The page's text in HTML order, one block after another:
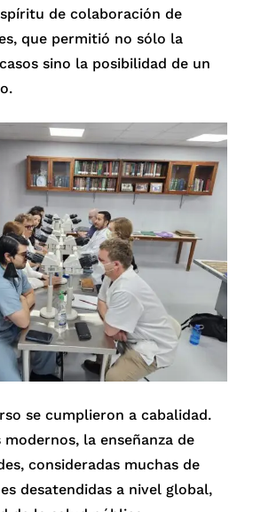
de colaboración de
que permitió no sólo la
sino la posibilidad de un
se cumplieron a cabalidad.
la enseñanza de
consideradas muchas de
desatendidas a nivel global,